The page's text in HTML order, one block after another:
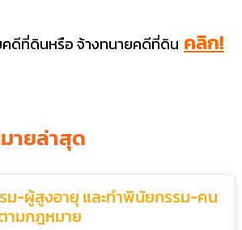
ดีที่ดินหรือ จ้างทนายคดีที่ดิน คลิก!
ายล่าสุด
ม-ผู้สูงอายุ และทำพินัยกรรม-คน
ามกฎหมาย